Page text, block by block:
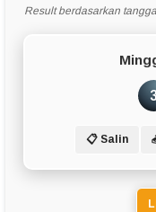
Result berdasarkan
📋 Salin